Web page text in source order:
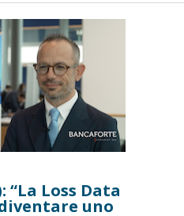
“La Loss Data
uno